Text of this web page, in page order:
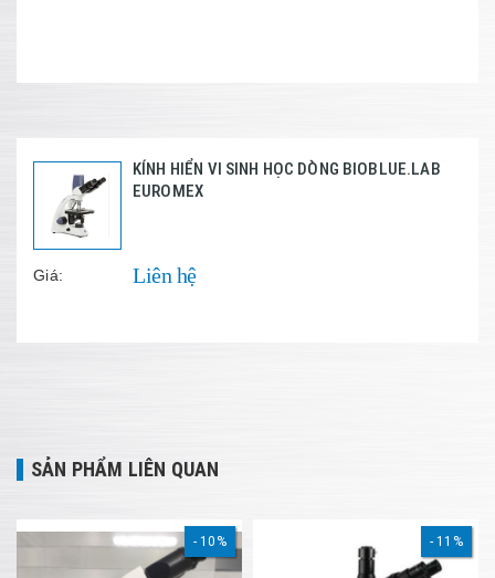
KÍNH HIỂN VI SINH HỌC DÒNG BIOBLUE.LAB
EUROMEX
Giá: Liên hệ
SẢN PHẨM LIÊN QUAN
10% 11%